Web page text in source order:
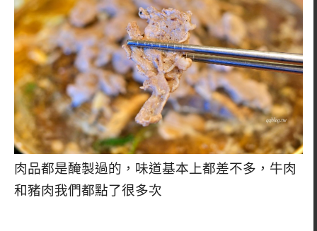
肉品都是醃製過的，味道基本上都差不多，牛肉
和豬肉我們都點了很多次